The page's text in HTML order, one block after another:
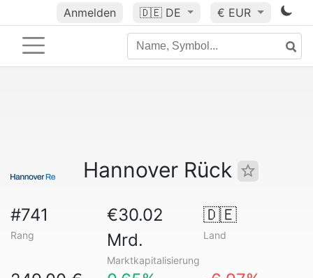
Anmelden 🇩🇪 DE € EUR
Hannover Rück
#741
Rang
€30.02
Mrd.
Marktkapitalisierung
🇩🇪
Land